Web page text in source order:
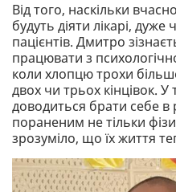
Від того, наскільки
будуть діяти лікарі,
пацієнтів. Дмитро
працювати з
коли хлопцю трохи
двох чи трьох кінцівок. У
доводиться брати себе в
пораненим не тільки
зрозуміло, що їх життя